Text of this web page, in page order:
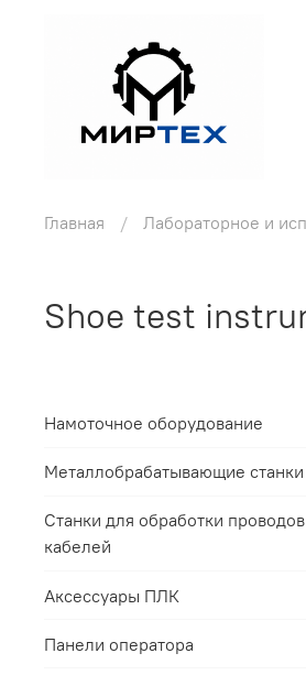
Главная Лабораторное и
Shoe test
Намоточное оборудование
Металлобрабатывающие станки
Станки для обработки
кабелей
Аксессуары ПЛК
Панели оператора